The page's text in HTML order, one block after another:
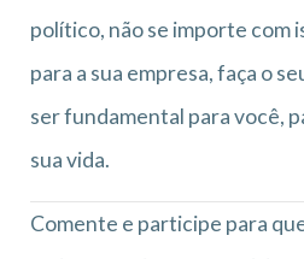
político, não se importe com
para a sua empresa, faça o
ser fundamental para você,
sua vida.
Comente e participe para